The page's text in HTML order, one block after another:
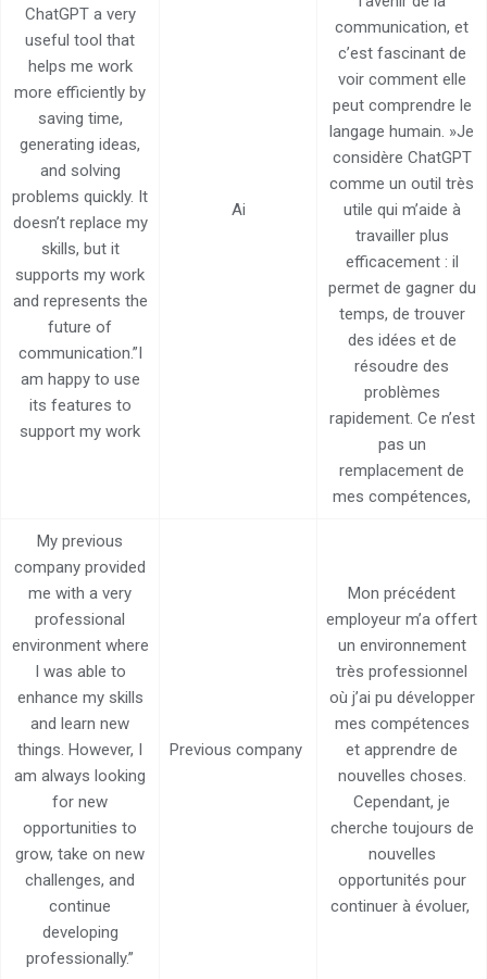
ChatGPT a very
useful tool that
helps me work
more efficiently by
saving time,
generating ideas,
and solving
problems quickly. It
doesn’t replace my
skills, but it
supports my work
and represents the
future of
communication.”I
am happy to use
its features to
support my work
Ai
communication, et
c’est fascinant de
voir comment elle
peut comprendre le
langage humain. »Je
considère ChatGPT
comme un outil très
utile qui m’aide à
travailler plus
efficacement : il
permet de gagner du
temps, de trouver
des idées et de
résoudre des
problèmes
rapidement. Ce n’est
pas un
remplacement de
mes compétences,
My previous
company provided
me with a very
professional
environment where
I was able to
enhance my skills
and learn new
things. However, I
am always looking
for new
opportunities to
grow, take on new
challenges, and
continue
developing
professionally.”
Previous company
Mon précédent
employeur m’a offert
un environnement
très professionnel
où j’ai pu développer
mes compétences
et apprendre de
nouvelles choses.
Cependant, je
cherche toujours de
nouvelles
opportunités pour
continuer à évoluer,